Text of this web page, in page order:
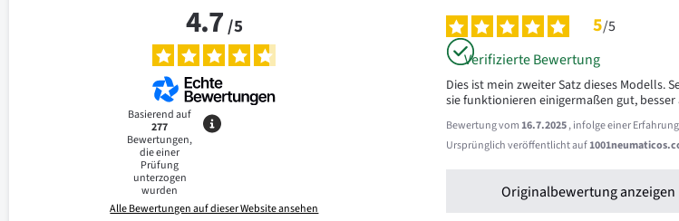
4.7/5
Basierend auf
277
Bewertungen,
die einer
Prüfung
unterzogen
wurden
Alle Bewertungen auf dieser Website ansehen
5/5
Verifizierte Bewertung
Dies ist mein zweiter Satz dieses Modells.
sie funktionieren einigermaßen gut,
Bewertung vom16.7.2025, infolge einer
Ursprünglich veröffentlicht auf
Originalbewertung anzeigen